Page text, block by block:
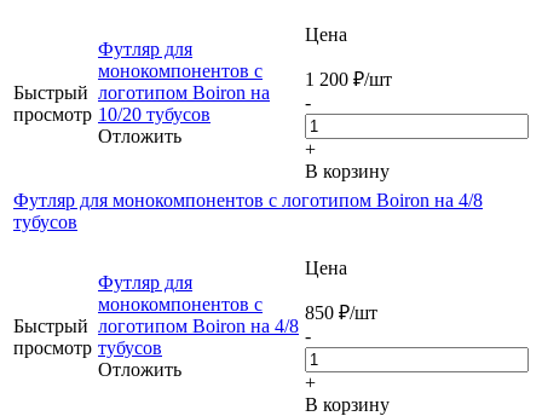
Быстрый
просмотр
Футляр для
монокомпонентов с
логотипом Boiron на
10/20 тубусов
Отложить
Цена
1 200 ₽/шт
-
+
В корзину
Футляр для монокомпонентов с логотипом Boiron на 4/8
тубусов
Быстрый
просмотр
Футляр для
монокомпонентов с
логотипом Boiron на 4/8
тубусов
Отложить
Цена
850 ₽/шт
-
+
В корзину